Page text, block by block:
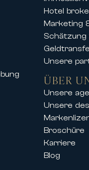
Skigebieten
genießen
–
Kongresse und
Hotel
Marketing
Schätzung
Unsere
ÜBER
Unsere
Unsere
Broschüre
Karriere
Blog